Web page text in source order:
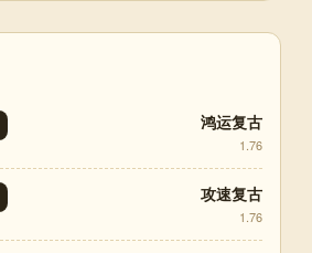
鸿运复古
1.76
攻速复古
1.76